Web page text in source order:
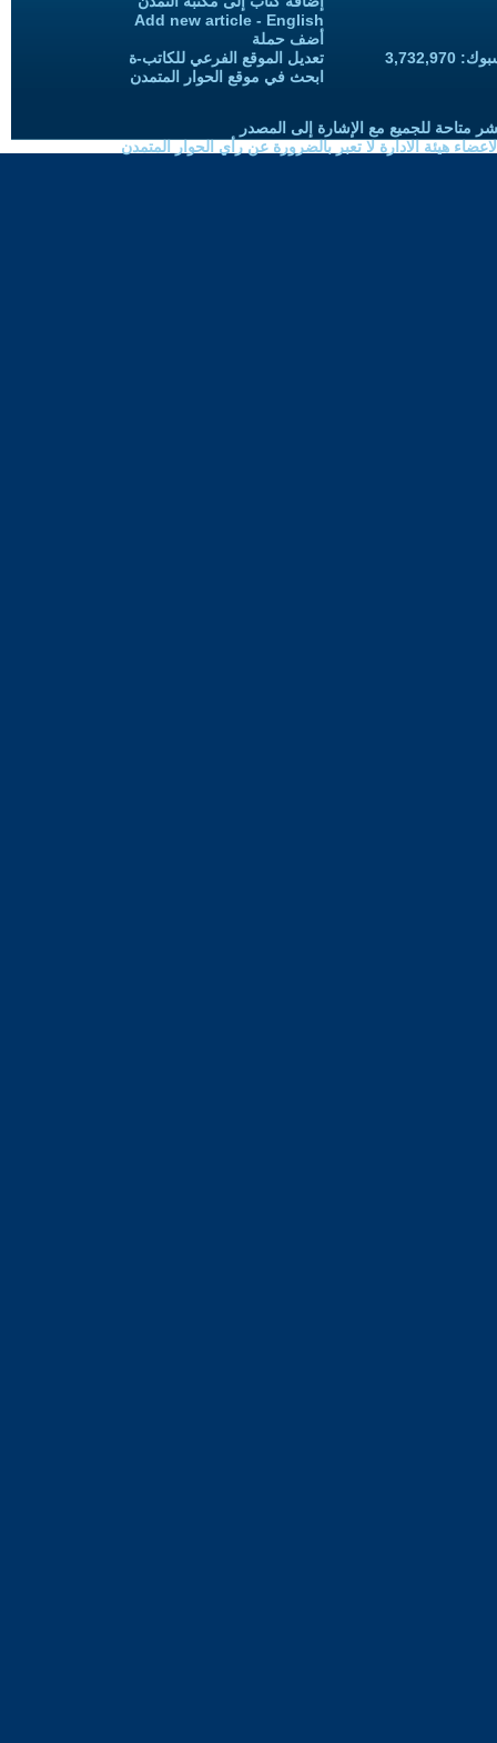
Add new article - English
أضف حملة
تعديل الموقع الفرعي للكاتب-ة
ابحث في موقع الحوار المتمدن
متاحة للجميع مع الإشارة إلى المصدر
هيئة الادارة لا تعبر بالضرورة عن رأي الحوار المتمدن